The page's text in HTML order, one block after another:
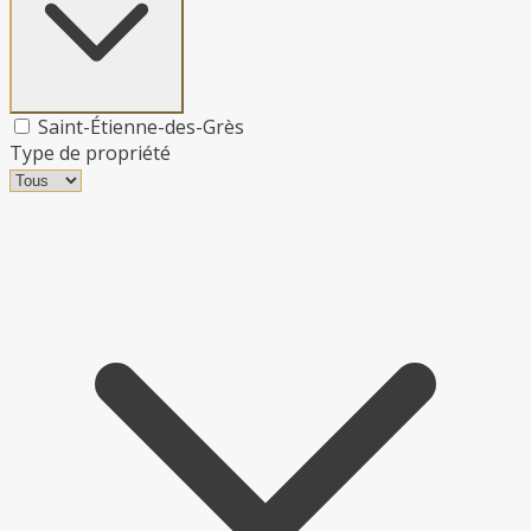
Saint-Étienne-des-Grès
Type de propriété